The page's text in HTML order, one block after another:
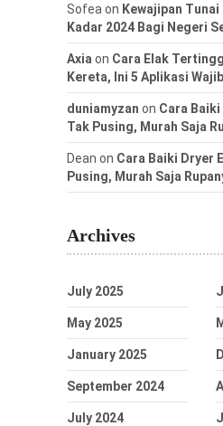
Sofea on Kewajipan
Kadar 2024 Bagi Negeri
Axia on Cara Elak
Kereta, Ini 5 Aplikasi
duniamyzan on Cara
Tak Pusing, Murah Saja
Dean on Cara Baiki Dryer
Pusing, Murah Saja
Archives
July 2025
May 2025
January 2025
September 2024
July 2024